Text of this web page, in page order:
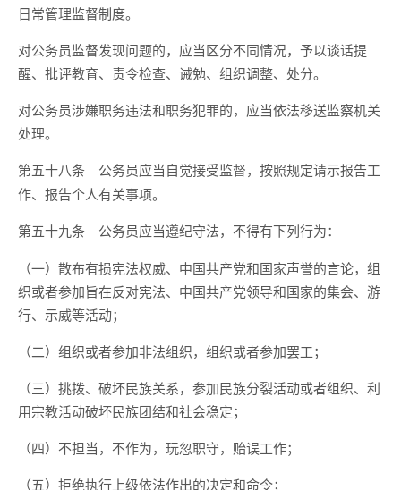
日常管理监督制度。
对公务员监督发现问题的，应当区分不同情况，予以谈话提
醒、批评教育、责令检查、诫勉、组织调整、处分。
对公务员涉嫌职务违法和职务犯罪的，应当依法移送监察机关
处理。
第五十八条
公务员应当自觉接受监督，按照规定请示报告工
作、报告个人有关事项。
第五十九条
公务员应当遵纪守法，不得有下列行为：
（一）散布有损宪法权威、中国共产党和国家声誉的言论，组
织或者参加旨在反对宪法、中国共产党领导和国家的集会、游
行、示威等活动；
（二）组织或者参加非法组织，组织或者参加罢工；
（三）挑拨、破坏民族关系，参加民族分裂活动或者组织、利
用宗教活动破坏民族团结和社会稳定；
（四）不担当，不作为，玩忽职守，贻误工作；
（五）拒绝执行上级依法作出的决定和命令；